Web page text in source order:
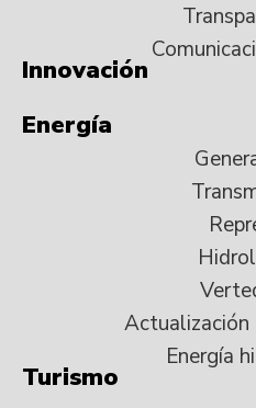
Innovación
Energía
Actualización
Energía
Turismo